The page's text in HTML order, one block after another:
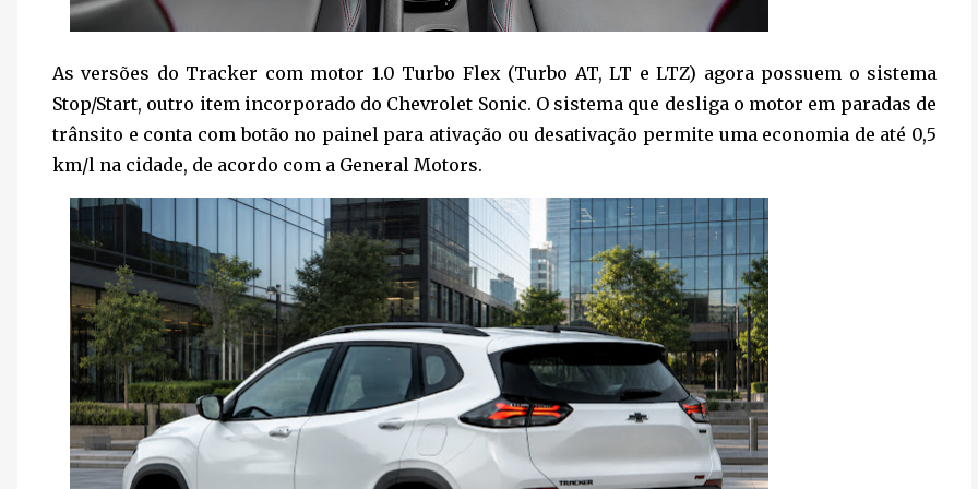
As versões do Tracker com motor 1.0 Turbo Flex (Turbo AT, LT e LTZ) agora possuem o sistema
Stop/Start, outro item incorporado do Chevrolet Sonic. O sistema que desliga o motor em paradas de
trânsito e conta com botão no painel para ativação ou desativação permite uma economia de até 0,5
km/l na cidade, de acordo com a General Motors.